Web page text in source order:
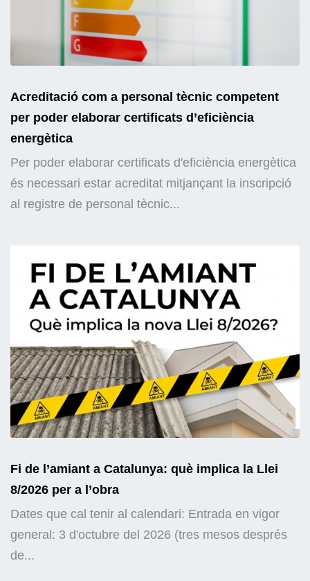
Acreditació com a personal tècnic competent
per poder elaborar certificats d’eficiència
energètica
Per poder elaborar certificats d'eficiència energètica
és necessari estar acreditat mitjançant la inscripció
al registre de personal tècnic...
Fi de l’amiant a Catalunya: què implica la Llei
8/2026 per a l’obra
Dates que cal tenir al calendari: Entrada en vigor
general: 3 d'octubre del 2026 (tres mesos després
de...